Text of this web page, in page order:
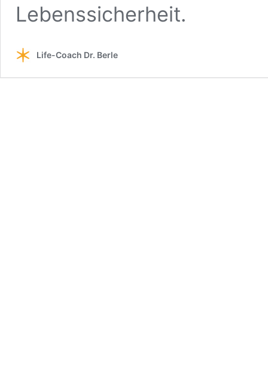
Lebenssicherheit.
Life-Coach Dr. Berle